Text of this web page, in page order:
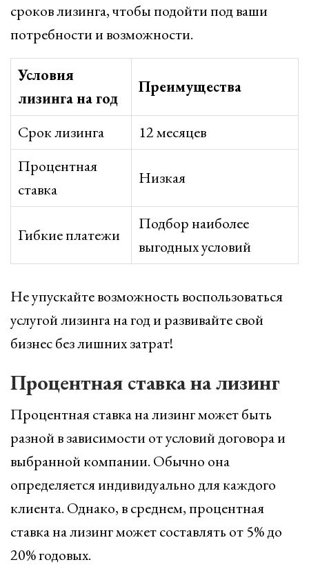
сроков лизинга, чтобы подойти под ваши
потребности и возможности.
Условия
лизинга на год
Преимущества
Срок лизинга
12 месяцев
Процентная
ставка
Низкая
Гибкие платежи
Подбор наиболее
выгодных условий
Не упускайте возможность воспользоваться
услугой лизинга на год и развивайте свой
бизнес без лишних затрат!
Процентная ставка на лизинг
Процентная ставка на лизинг может быть
разной в зависимости от условий договора и
выбранной компании. Обычно она
определяется индивидуально для каждого
клиента. Однако, в среднем, процентная
ставка на лизинг может составлять от 5% до
20% годовых.